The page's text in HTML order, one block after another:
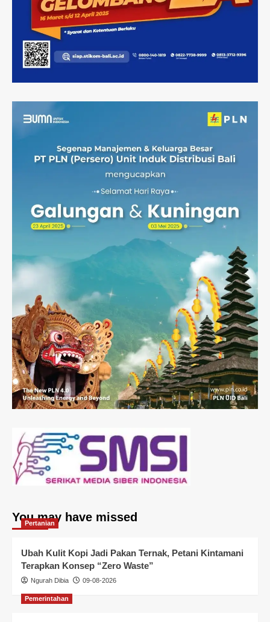
You may have missed
Pertanian
Ubah Kulit Kopi Jadi Pakan Ternak, Petani Kintamani
Terapkan Konsep “Zero Waste”
Ngurah Dibia 09-08-2026
Pemerintahan